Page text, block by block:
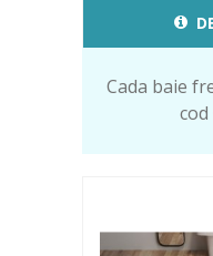
Cada baie
cod